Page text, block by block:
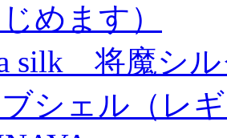
めます）
silk 将魔シ
シェル（レ